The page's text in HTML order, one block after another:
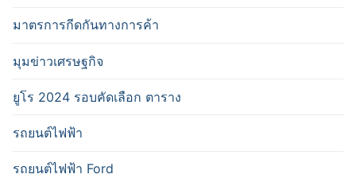
มาตรการกีดกันทางการค้า
มุมข่าวเศรษฐกิจ
ยูโร 2024 รอบคัดเลือก ตาราง
รถยนต์ไฟฟ้า
รถยนต์ไฟฟ้า Ford